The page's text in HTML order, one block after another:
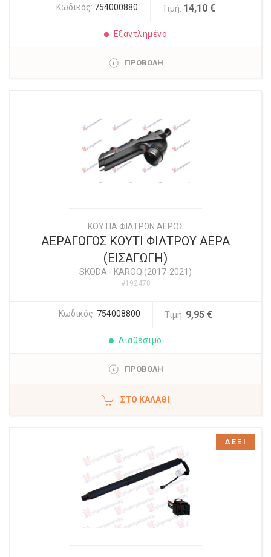
Κωδικός: 754000880 Τιμή: 14,10 €
Εξαντλημένο
ΠΡΟΒΟΛΗ
ΚΟΥΤΙΑ ΦΙΛΤΡΩΝ ΑΕΡΟΣ
ΑΕΡΑΓΩΓΟΣ ΚΟΥΤΙ ΦΙΛΤΡΟΥ ΑΕΡΑ
(ΕΙΣΑΓΩΓΗ)
SKODA - KAROQ (2017-2021)
#192478
Κωδικός: 754008800 Τιμή: 9,95 €
Διαθέσιμο
ΠΡΟΒΟΛΗ
ΣΤΟ ΚΑΛΆΘΙ
ΔΕΞΙ